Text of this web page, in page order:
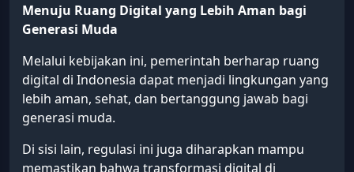
Menuju Ruang Digital yang Lebih Aman bagi
Generasi Muda
Melalui kebijakan ini, pemerintah berharap ruang
digital di Indonesia dapat menjadi lingkungan yang
lebih aman, sehat, dan bertanggung jawab bagi
generasi muda.
Di sisi lain, regulasi ini juga diharapkan mampu
memastikan bahwa transformasi digital di